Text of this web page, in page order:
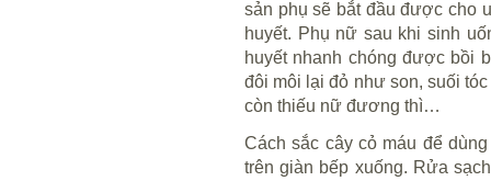
sản phụ sẽ bắt đầu được cho
huyết. Phụ nữ sau khi sinh
huyết nhanh chóng được bồi
đôi môi lại đỏ như son, suối
còn thiếu nữ đương thì…
Cách sắc cây cỏ máu để
trên giàn bếp xuống. Rửa